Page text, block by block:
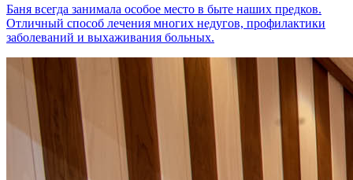
Баня всегда занимала особое место в быте наших предков.
Отличный способ лечения многих недугов, профилактики
заболеваний и выхаживания больных.